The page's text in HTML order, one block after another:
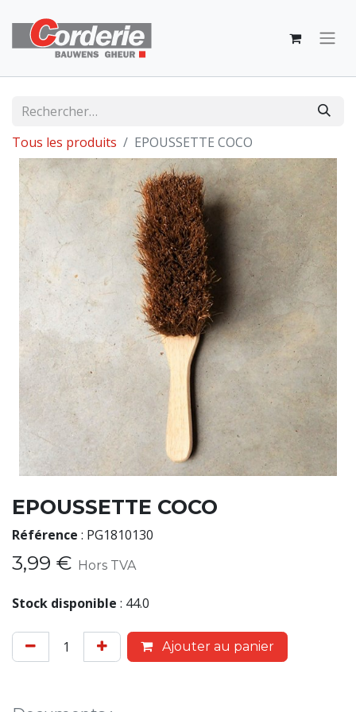
Tous les produits EPOUSSETTE COCO
EPOUSSETTE COCO
Référence : PG1810130
3,99 € Hors TVA
Stock disponible : 44.0
Ajouter au panier